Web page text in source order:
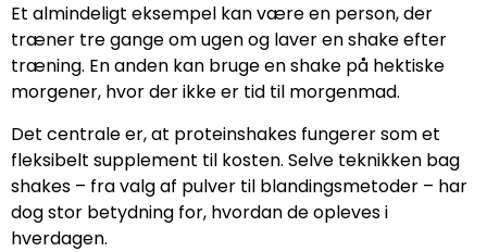
Et almindeligt eksempel kan være en person, der
træner tre gange om ugen og laver en shake efter
træning. En anden kan bruge en shake på hektiske
morgener, hvor der ikke er tid til morgenmad.
Det centrale er, at proteinshakes fungerer som et
fleksibelt supplement til kosten. Selve teknikken bag
shakes – fra valg af pulver til blandingsmetoder – har
dog stor betydning for, hvordan de opleves i
hverdagen.